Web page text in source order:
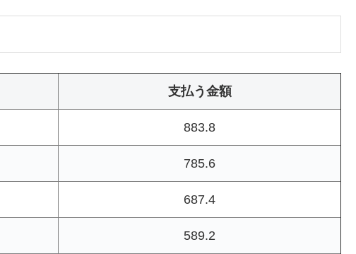
支払う金額
883.8
785.6
687.4
589.2